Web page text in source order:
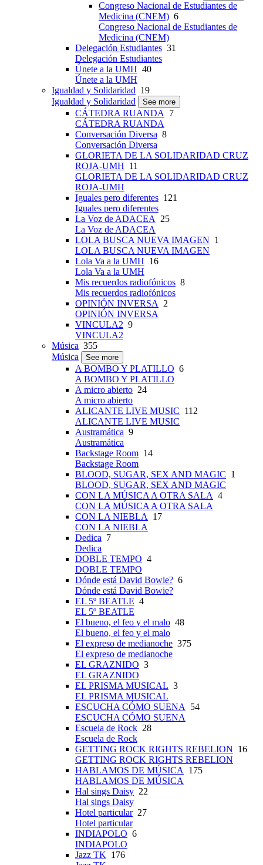
Congreso Nacional de Estudiantes de
Medicina (CNEM) 6
Congreso Nacional de Estudiantes de
Medicina (CNEM)
Delegación Estudiantes 31
Delegación Estudiantes
Únete a la UMH 40
Únete a la UMH
Igualdad y Solidaridad 19
Igualdad y Solidaridad
See more
CÁTEDRA RUANDA
7
CÁTEDRA RUANDA
Conversación Diversa 8
Conversación Diversa
GLORIETA DE LA SOLIDARIDAD CRUZ
ROJA-UMH 11
GLORIETA DE LA SOLIDARIDAD CRUZ
ROJA-UMH
Iguales pero diferentes 121
Iguales pero diferentes
La Voz de ADACEA
25
La Voz de ADACEA
LOLA BUSCA NUEVA IMAGEN 1
LOLA BUSCA NUEVA IMAGEN
Lola Va a la UMH 16
Lola Va a la UMH
Mis recuerdos radiofónicos 8
Mis recuerdos radiofónicos
OPINIÓN INVERSA
2
OPINIÓN INVERSA
VINCULA2 9
VINCULA2
Música 355
Música
See more
A BOMBO Y PLATILLO 6
A BOMBO Y PLATILLO
A micro abierto 24
A micro abierto
ALICANTE LIVE MUSIC 112
ALICANTE LIVE MUSIC
Austramática 9
Austramática
Backstage Room 14
Backstage Room
BLOOD, SUGAR, SEX AND MAGIC 1
BLOOD, SUGAR, SEX AND MAGIC
CON LA MÚSICA A OTRA SALA 4
CON LA MÚSICA A OTRA SALA
CON LA NIEBLA
17
CON LA NIEBLA
Dedica 7
Dedica
DOBLE TEMPO 4
DOBLE TEMPO
Dónde está David Bowie? 6
Dónde está David Bowie?
EL 5º BEATLE 4
EL 5º BEATLE
El bueno, el feo y el malo 48
El bueno, el feo y el malo
El expreso de medianoche 375
El expreso de medianoche
EL GRAZNIDO 3
EL GRAZNIDO
EL PRISMA MUSICAL 3
EL PRISMA MUSICAL
ESCUCHA CÓMO SUENA
54
ESCUCHA CÓMO SUENA
Escuela de Rock 28
Escuela de Rock
GETTING ROCK RIGHTS REBELION 16
GETTING ROCK RIGHTS REBELION
HABLAMOS DE MÚSICA
175
HABLAMOS DE MÚSICA
Hal sings Daisy 22
Hal sings Daisy
Hotel particular27
Hotel particular
INDIAPOLO 6
INDIAPOLO
Jazz TK 176